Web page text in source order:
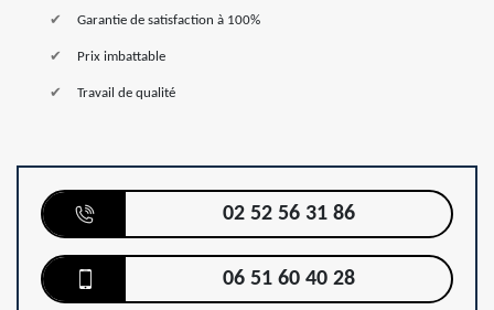
Garantie de satisfaction à 100%
Prix imbattable
Travail de qualité
02 52 56 31 86
06 51 60 40 28